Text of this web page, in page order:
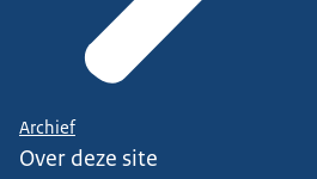
Archief
Over deze site